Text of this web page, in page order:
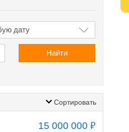
Найти
Сортировать
15 000 000₽